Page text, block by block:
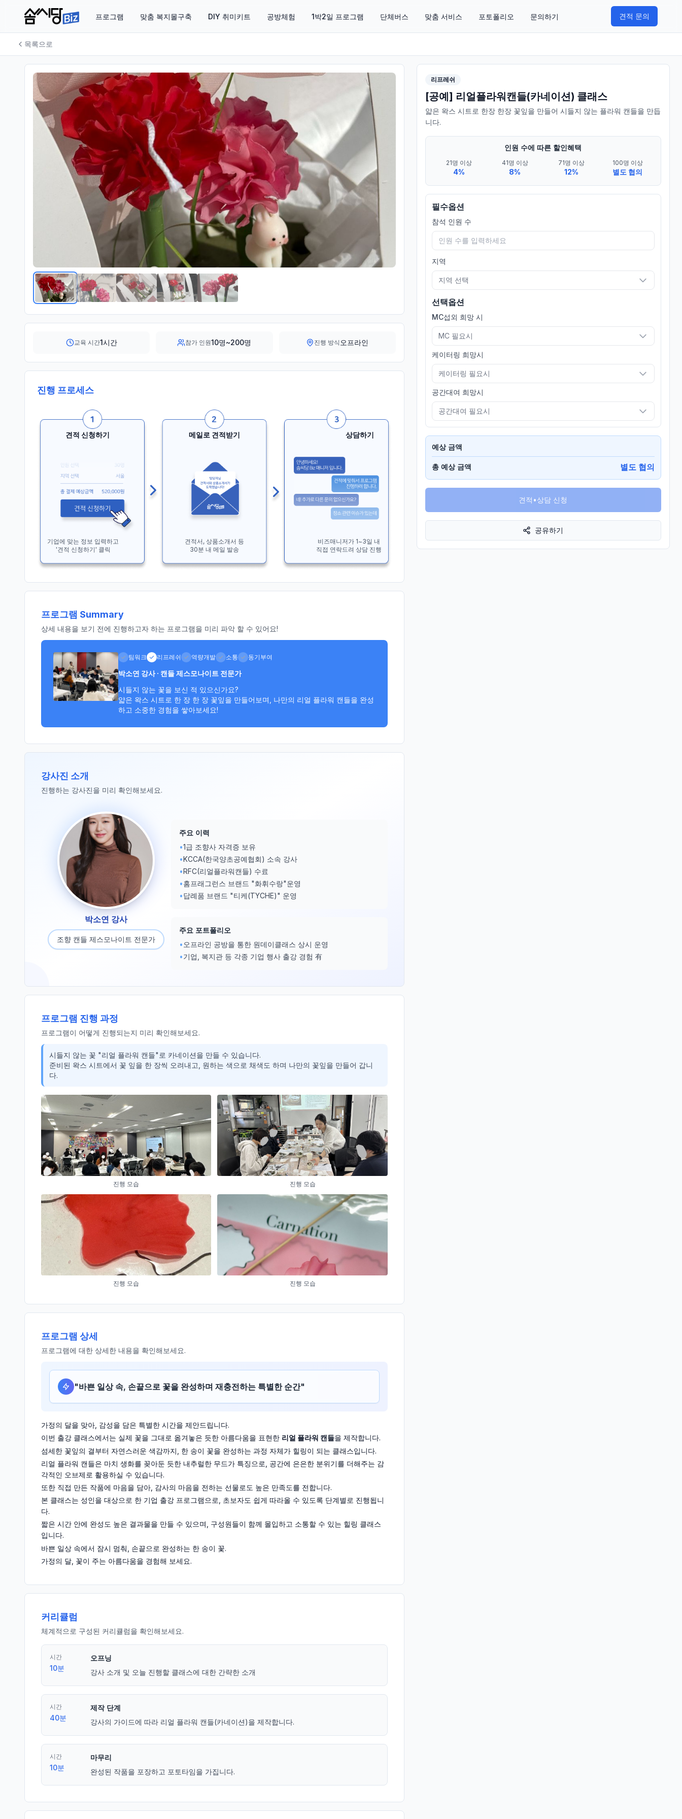
프로그램 맞춤 복지몰구축 DIY 취미키트 공방체험 1박2일 프로그램 단체버스 맞춤 서비스 포토폴리오 문의하기 견적 문의
목록으로
교육 시간1시간 참가 인원10명~200명 진행 방식 오프라인
진행 프로세스
견적 신청하기
기업에 맞는 정보 입력하고
'견적 신청하기' 클릭
메일로 견적받기
견적서, 상품소개서 등
30분 내 메일 발송
상담하기
비즈매니저가 1~3일 내
직접 연락드려 상담 진행
프로그램 Summary
상세 내용을 보기 전에 진행하고자 하는 프로그램을 미리 파악 할 수 있어요!
팀워크 리프레쉬 역량개발 소통 동기부여
박소연 강사 · 캔들 제스모나이트 전문가
시들지 않는 꽃을 보신 적 있으신가요?
얇은 왁스 시트로 한 장 한 장 꽃잎을 만들어보며, 나만의 리얼 플라워 캔들을 완성
하고 소중한 경험을 쌓아보세요!
강사진 소개
진행하는 강사진을 미리 확인해보세요.
박소연 강사
조향 캔들 제스모나이트 전문가
주요 이력
•1급 조향사 자격증 보유
•KCCA(한국양초공예협회) 소속 강사
•RFC(리얼플라워캔들) 수료
•홈프래그런스 브랜드 "화휘수랑"운영
•답례품 브랜드 "티케(TYCHE)" 운영
주요 포트폴리오
• 오프라인 공방을 통한 원데이클래스 상시 운영
•기업, 복지관 등 각종 기업 행사 출강 경험 有
프로그램 진행 과정
프로그램이 어떻게 진행되는지 미리 확인해보세요.
시들지 않는 꽃 "리얼 플라워 캔들"로 카네이션을 만들 수 있습니다.
준비된 왁스 시트에서 꽃 잎을 한 장씩 오려내고, 원하는 색으로 채색도 하며 나만의 꽃잎을 만들어 갑니
다.
진행 모습 진행 모습
진행 모습 진행 모습
프로그램 상세
프로그램에 대한 상세한 내용을 확인해보세요.
"바쁜 일상 속, 손끝으로 꽃을 완성하며 재충전하는 특별한 순간"
가정의 달을 맞아, 감성을 담은 특별한 시간을 제안드립니다.
이번 출강 클래스에서는 실제 꽃을 그대로 옮겨놓은 듯한 아름다움을 표현한 리얼 플라워 캔들을 제작합니다.
섬세한 꽃잎의 결부터 자연스러운 색감까지, 한 송이 꽃을 완성하는 과정 자체가 힐링이 되는 클래스입니다.
리얼 플라워 캔들은 마치 생화를 꽂아둔 듯한 내추럴한 무드가 특징으로, 공간에 은은한 분위기를 더해주는 감
각적인 오브제로 활용하실 수 있습니다.
또한 직접 만든 작품에 마음을 담아, 감사의 마음을 전하는 선물로도 높은 만족도를 전합니다.
본 클래스는 성인을 대상으로 한 기업 출강 프로그램으로, 초보자도 쉽게 따라올 수 있도록 단계별로 진행됩니
다.
짧은 시간 안에 완성도 높은 결과물을 만들 수 있으며, 구성원들이 함께 몰입하고 소통할 수 있는 힐링 클래스
입니다.
바쁜 일상 속에서 잠시 멈춰, 손끝으로 완성하는 한 송이 꽃.
가정의 달, 꽃이 주는 아름다움을 경험해 보세요.
커리큘럼
체계적으로 구성된 커리큘럼을 확인해보세요.
시간
10분
오프닝
강사 소개 및 오늘 진행할 클래스에 대한 간략한 소개
시간
40분
제작 단계
강사의 가이드에 따라 리얼 플라워 캔들(카네이션)을 제작합니다.
시간
10분
마무리
완성된 작품을 포장하고 포토타임을 가집니다.
리프레쉬
[공예] 리얼플라워캔들(카네이션) 클래스
얇은 왁스 시트로 한장 한장 꽃잎을 만들어 시들지 않는 플라워 캔들을 만듭
니다.
인원 수에 따른 할인혜택
21명 이상
4%
41명 이상
8%
71명 이상
12%
100명 이상
별도 협의
필수옵션
참석 인원 수
지역
지역 선택
선택옵션
MC섭외 희망 시
MC 필요시
케이터링 희망시
케이터링 필요시
공간대여 희망시
공간대여 필요시
예상 금액
총 예상 금액 별도 협의
견적•상담 신청
공유하기